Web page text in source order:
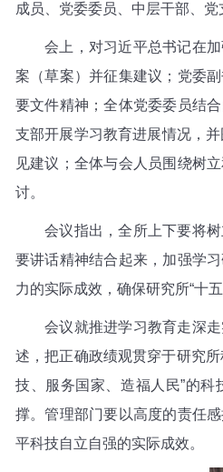
成员、党委委员、中层干部、
会上，对习近平总书记在加
案（草案）并征集建议；党委
要文件精神；全体党委委员结
支部开展学习教育进展情况，
见建议；全体与会人员围绕树
讨。
会议指出，全所上下要将树
要讲话精神结合起来，加强学
力的实际成效，确保研究所“十
会议就推进学习教育走深走
述，把正确政绩观贯穿于研究
技、服务国家、造福人民”的
撑。管理部门要以高度的责任
平科技自立自强的实际成效。